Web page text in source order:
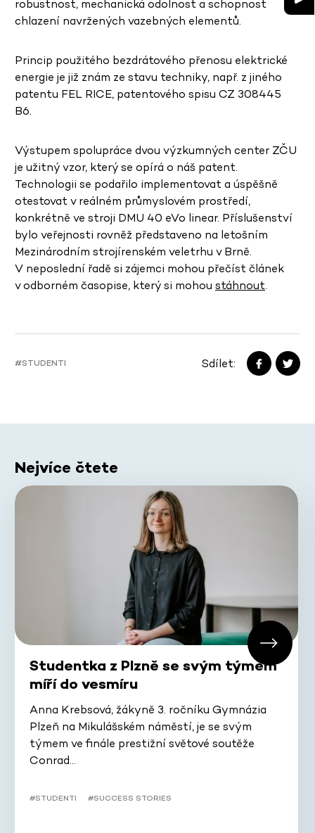
robustnost, mechanická odolnost a schopnost
chlazení navržených vazebných elementů.
Princip použitého bezdrátového přenosu elektrické
energie je již znám ze stavu techniky, např. z jiného
patentu FEL RICE, patentového spisu CZ 308445
B6.
Výstupem spolupráce dvou výzkumných center ZČU
je užitný vzor, který se opírá o náš patent.
Technologii se podařilo implementovat a úspěšně
otestovat v reálném průmyslovém prostředí,
konkrétně ve stroji DMU 40 eVo linear. Příslušenství
bylo veřejnosti rovněž představeno na letošním
Mezinárodním strojírenském veletrhu v Brně.
V neposlední řadě si zájemci mohou přečíst článek
v odborném časopise, který si mohou stáhnout.
#STUDENTI Sdílet:
Nejvíce čtete
Studentka z Plzně se svým týmem
míří do vesmíru
Anna Krebsová, žákyně 3. ročníku Gymnázia
Plzeň na Mikulášském náměstí, je se svým
týmem ve finále prestižní světové soutěže
Conrad…
#STUDENTI #SUCCESS STORIES